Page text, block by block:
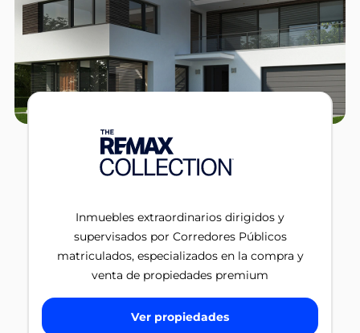
Inmuebles extraordinarios dirigidos y
supervisados por Corredores Públicos
matriculados, especializados en la compra y
venta de propiedades premium
Ver propiedades